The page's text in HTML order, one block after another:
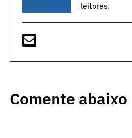
leitores.
Comente abaixo